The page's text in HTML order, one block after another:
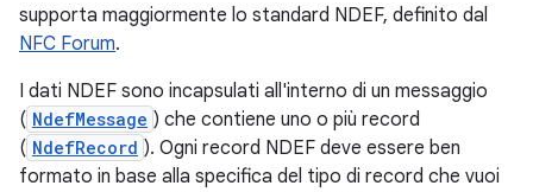
supporta maggiormente lo standard NDEF, definito dal
NFC Forum.
I dati NDEF sono incapsulati all'interno di un messaggio
( NdefMessage ) che contiene uno o più record
( NdefRecord ). Ogni record NDEF deve essere ben
formato in base alla specifica del tipo di record che vuoi